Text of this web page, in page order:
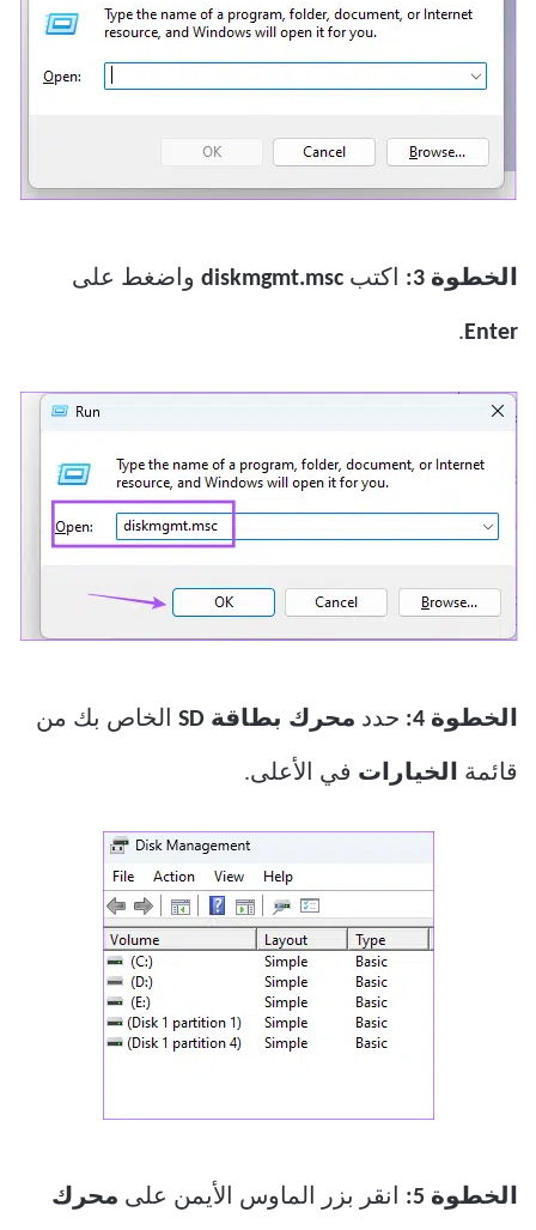
الخطوة 3: اكتب واضغط على
Enter
.
الخطوة 4: حدد محرك بطاقة SD الخاص بك من
قائمة الخيارات في الأعلى.
الخطوة 5: انقر بزر الماوس الأيمن على محرك